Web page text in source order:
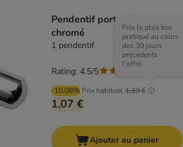
Pendentif porte adresse
chromé
1 pendentif
-10.08% Prix habituel1,19 €
Prix le plus bas
pratiqué au cours
des 30 jours
précédents
l'offre.
1,07 €
Rating: 4.5/5
Ajouter au panier